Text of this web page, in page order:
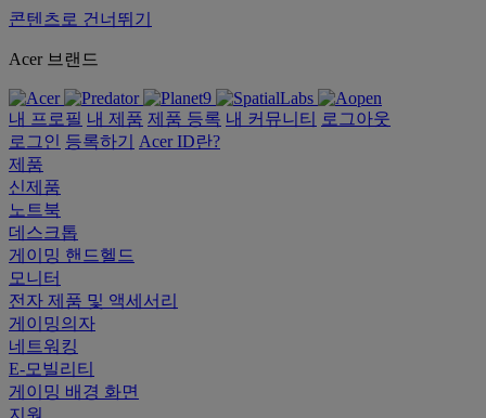
콘텐츠로 건너뛰기
Acer 브랜드
내 프로필 내 제품 제품 등록 내 커뮤니티
로그아웃
로그인
등록하기
Acer ID란?
제품
신제품
노트북
데스크톱
게이밍 핸드헬드
모니터
전자 제품 및 액세서리
게이밍의자
네트워킹
E-모빌리티
게이밍 배경 화면
지원